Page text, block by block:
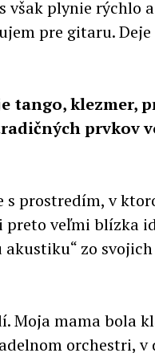
však plynie rýchlo
pre gitaru.
tango, klezmer,
prvkov
s prostredím, v
veľmi blízka
zo
Moja mama bola
orchestri, v